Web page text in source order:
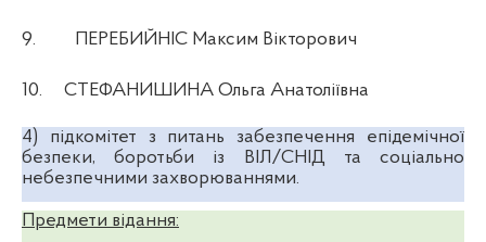
9. ПЕРЕБИЙНІС Максим Вікторович
10. СТЕФАНИШИНА Ольга Анатоліївна
4) підкомітет з питань забезпечення епідемічної
безпеки, боротьби із ВІЛ/СНІД та соціально
небезпечними захворюваннями.
Предмети відання: